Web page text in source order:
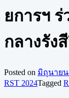
ยการฯ
กลางรัง
Posted on มิถุนายน
RST 2024Tagged